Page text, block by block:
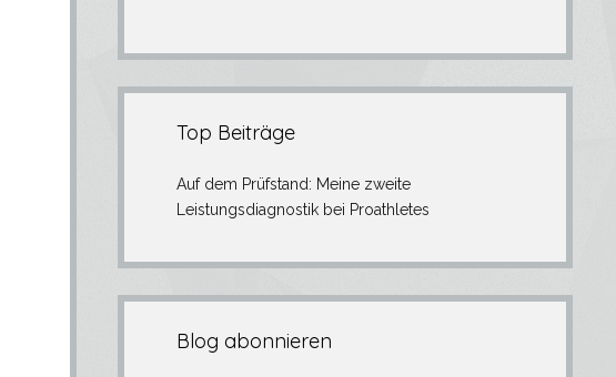
Top Beiträge
Auf dem Prüfstand: Meine zweite
Leistungsdiagnostik bei Proathletes
Blog abonnieren